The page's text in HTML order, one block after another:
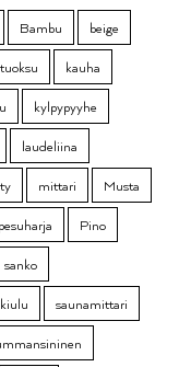
Bambu
beige
kauha
kylpypyyhe
laudeliina
mittari
Musta
pesuharja
Pino
sanko
saunamittari